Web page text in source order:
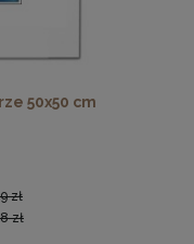
obrazy w rozmiarze
50x50 cm
zł
zł